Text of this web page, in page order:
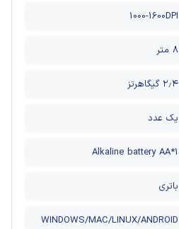
1000-1600DPI
8 متر
۲٫۴ گیگاهرتز
یک عدد
Alkaline battery AA*1
باتری
WINDOWS/MAC/LINUX/ANDROID